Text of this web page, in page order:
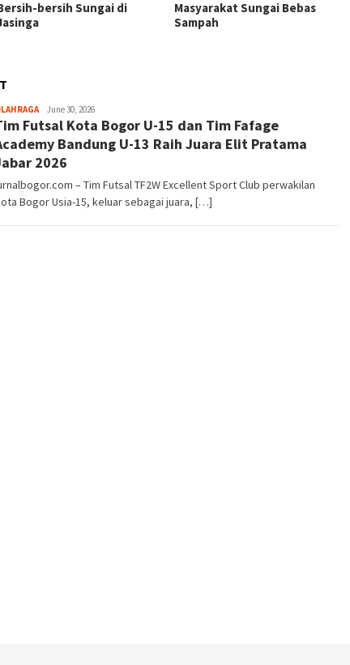
bersih Sungai di
Masyarakat Sungai Bebas
Sampah
Aga
Alamanda
June 30, 2026
Futsal Kota Bogor U-15 dan Tim Fafage
Bandung U-13 Raih Juara Elit Pratama
2026
– Tim Futsal TF2W Excellent Sport Club perwakilan
Bogor Usia-15, keluar sebagai juara, […]